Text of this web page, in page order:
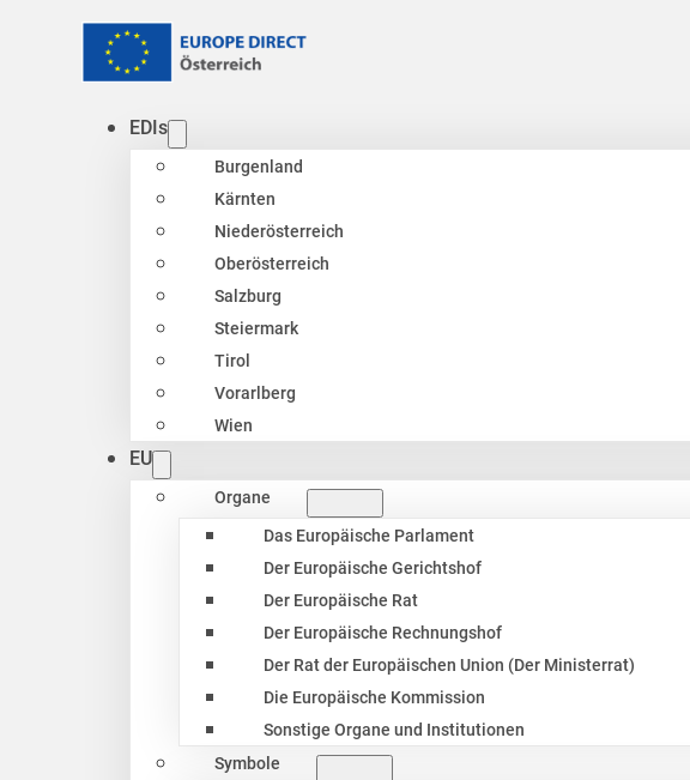
EDIs
Burgenland
Kärnten
Niederösterreich
Oberösterreich
Salzburg
Steiermark
Tirol
Vorarlberg
Wien
EU
Organe
Das Europäische Parlament
Der Europäische Gerichtshof
Der Europäische Rat
Der Europäische Rechnungshof
Der Rat der Europäischen Union (Der Ministerrat)
Die Europäische Kommission
Sonstige Organe und Institutionen
Symbole